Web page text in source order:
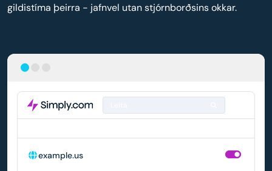
example.us
gildistíma þeirra - jafnvel utan stjórnborðsins okkar.